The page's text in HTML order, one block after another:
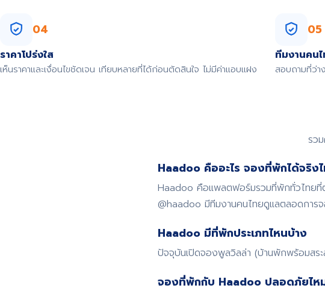
04
ราคาโปร่งใส
เห็นราคาและเงื่อนไขชัดเจน เทียบหลายที่ได้ก่อนตัดสินใจ ไม่มีค่าแอบแฝง
05
ทีมงานคน
สอบถามที่ว่า
รว
Haadoo คืออะไร จองที่พักได้จริง
Haadoo คือแพลตฟอร์มรวมที่พักทั่วไทยที่
@haadoo มีทีมงานคนไทยดูแลตลอดการ
Haadoo มีที่พักประเภทไหนบ้าง
ปัจจุบันเปิดจองพูลวิลล่า (บ้านพักพร้อมสร
จองที่พักกับ Haadoo ปลอดภัยไห